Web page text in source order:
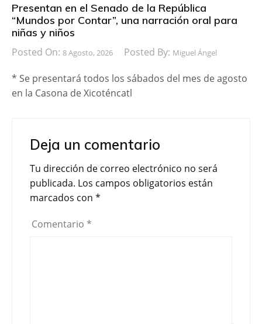
Presentan en el Senado de la República
“Mundos por Contar”, una narración oral para
niñas y niños
Posted On: 8 Agosto, 2026 Posted By: Miguel Ángel
* Se presentará todos los sábados del mes de agosto
en la Casona de Xicoténcatl
Deja un comentario
Tu dirección de correo electrónico no será
publicada. Los campos obligatorios están
marcados con *
Comentario *